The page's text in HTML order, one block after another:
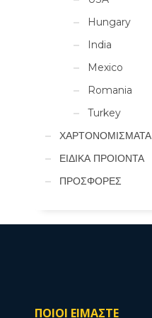
Hungary
India
Mexico
Romania
Turkey
ΧΑΡΤΟΝΟΜΙΣΜΑΤΑ
ΕΙΔΙΚΑ ΠΡΟΙΟΝΤΑ
ΠΡΟΣΦΟΡΕΣ
ΠΟΙΟΙ ΕΙΜΑΣΤΕ